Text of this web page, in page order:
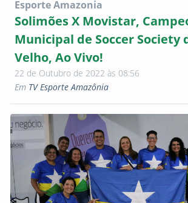
Esporte Amazonia
Solimões X Movistar,
Municipal de Soccer Society
Velho, Ao Vivo!
22 de Outubro de 2022 às 08:56
Em TV Esporte Amazônia